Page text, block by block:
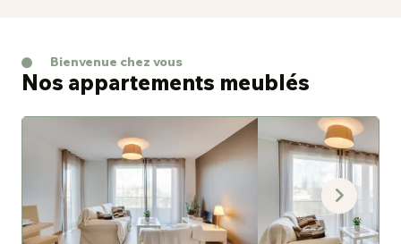
Bienvenue chez vous
Nos appartements meublés